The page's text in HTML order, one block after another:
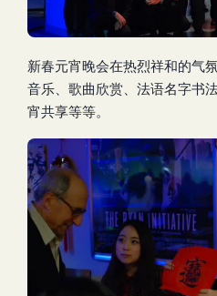
新春元宵晚会在热烈祥和的气
音乐、歌曲欣赏、法语名字书
宵共享等等。